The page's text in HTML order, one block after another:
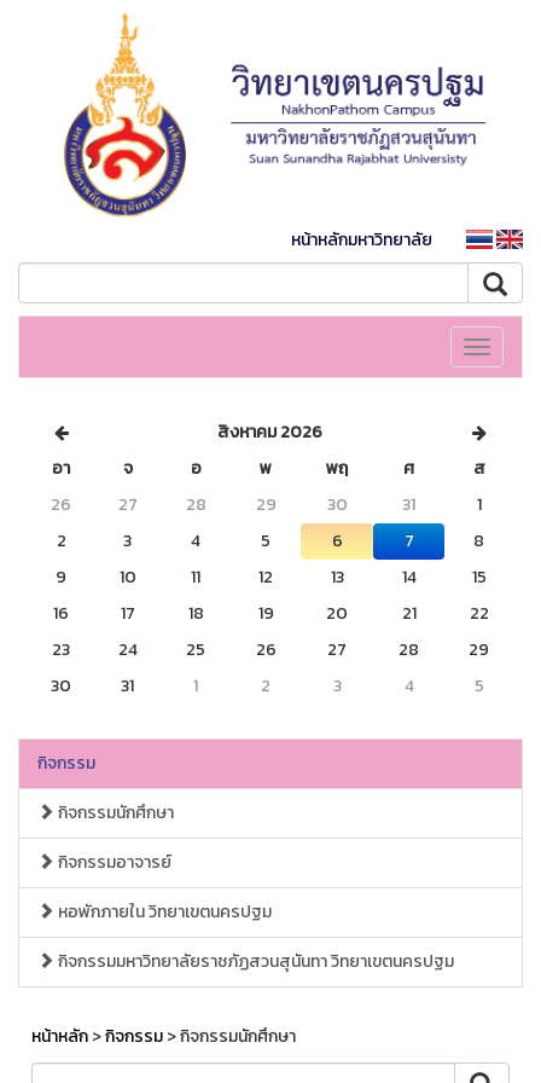
หน้าหลักมหาวิทยาลัย
Toggle
สิงหาคม 2026
อา
จ อ พ พฤ ศ
ส
26
27 28 29 30 31
1
2
3 4 5 6 7
8
9
10 11 12 13 14
15
16
17 18 19 20 21
22
23
24 25 26 27 28
29
30
31 1 2 3 4 5
กิจกรรม
กิจกรรมนักศึกษา
กิจกรรมอาจารย์
หอพักภายใน วิทยาเขตนครปฐม
กิจกรรมมหาวิทยาลัยราชภัฏสวนสุนันทา วิทยาเขตนครปฐม
หน้าหลัก>กิจกรรม> กิจกรรมนักศึกษา